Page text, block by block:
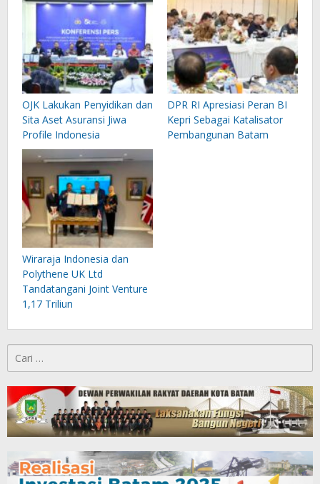
OJK Lakukan Penyidikan dan
Sita Aset Asuransi Jiwa
Profile Indonesia
DPR RI Apresiasi Peran BI
Kepri Sebagai Katalisator
Pembangunan Batam
Wiraraja Indonesia dan
Polythene UK Ltd
Tandatangani Joint Venture
1,17 Triliun
untuk: